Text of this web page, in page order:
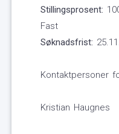
Stillingsprosent:
Fast
Søknadsfrist:
Kontaktpersoner
Kristian Haugnes